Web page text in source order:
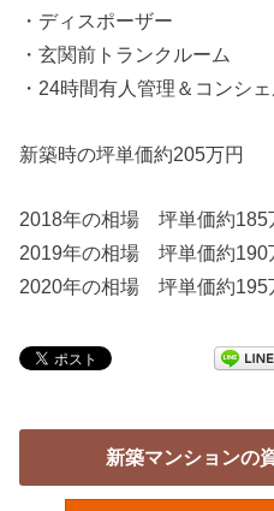
・ディスポーザー
・玄関前トランクルーム
・24時間有人管理＆コンシ
新築時の坪単価約205万円
2018年の相場 坪単価約185
2019年の相場 坪単価約190
2020年の相場 坪単価約195
新築マンションの